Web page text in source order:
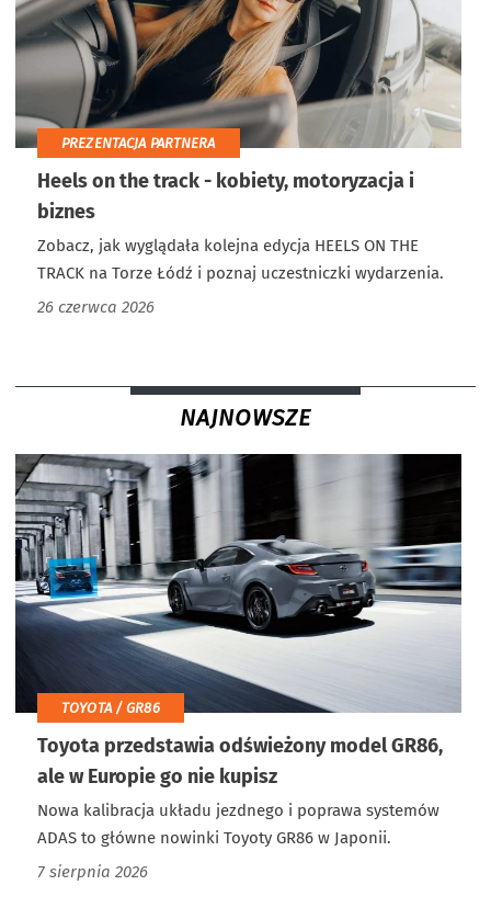
PREZENTACJA PARTNERA
Heels on the track - kobiety, motoryzacja i
biznes
Zobacz, jak wyglądała kolejna edycja HEELS ON THE
TRACK na Torze Łódź i poznaj uczestniczki wydarzenia.
26 czerwca 2026
NAJNOWSZE
TOYOTA / GR86
Toyota przedstawia odświeżony model GR86,
ale w Europie go nie kupisz
Nowa kalibracja układu jezdnego i poprawa systemów
ADAS to główne nowinki Toyoty GR86 w Japonii.
7 sierpnia 2026